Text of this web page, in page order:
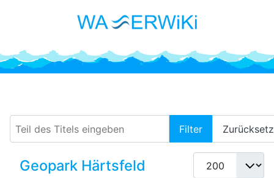
Filter
Anzeige #
Geopark Härtsfeld